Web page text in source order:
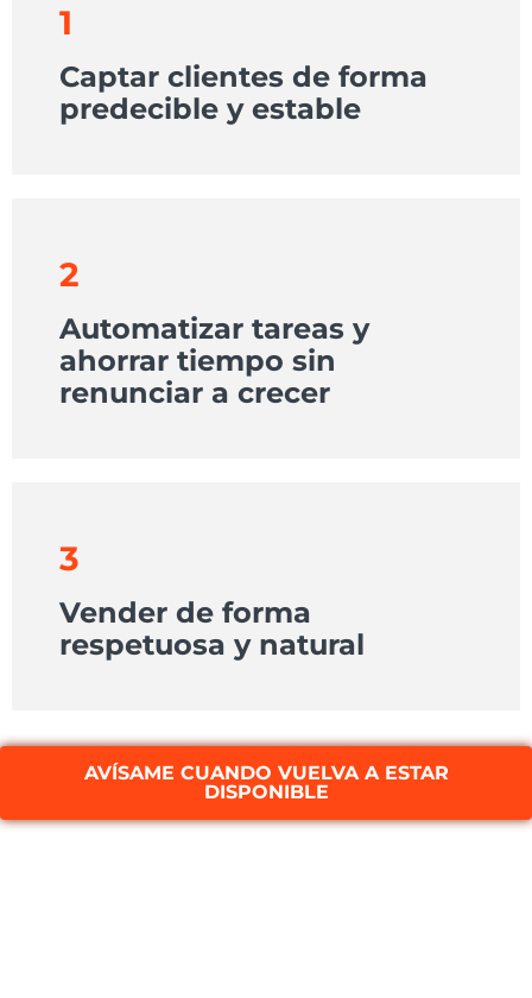
1
Captar clientes de forma
predecible y estable
2
Automatizar tareas y
ahorrar tiempo sin
renunciar a crecer
3
Vender de forma
respetuosa y natural
AVÍSAME CUANDO VUELVA A ESTAR
DISPONIBLE